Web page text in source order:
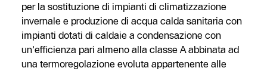
per la sostituzione di impianti di climatizzazione
invernale e produzione di acqua calda sanitaria con
impianti dotati di caldaie a condensazione con
un'efficienza pari almeno alla classe A abbinata ad
una termoregolazione evoluta appartenente alle